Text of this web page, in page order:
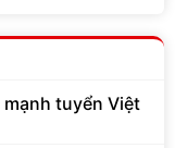
tuyển Việt